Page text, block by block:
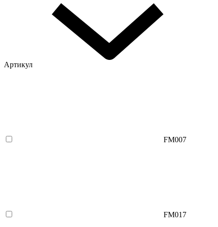
Артикул
FM007
FM017